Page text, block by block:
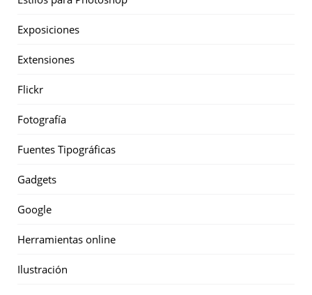
Exposiciones
Extensiones
Flickr
Fotografía
Fuentes Tipográficas
Gadgets
Google
Herramientas online
Ilustración